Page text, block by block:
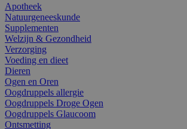
Apotheek
Natuurgeneeskunde
Supplementen
Welzijn & Gezondheid
Verzorging
Voeding en dieet
Dieren
Ogen en Oren
Oogdruppels allergie
Oogdruppels Droge Ogen
Oogdruppels Glaucoom
Ontsmetting